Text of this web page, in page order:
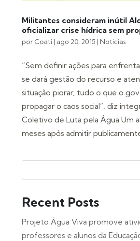
Militantes consideram inútil
oficializar crise hídrica sem
por Coati| ago 20, 2015 | Noticias
“Sem definir ações para
se dará gestão do recurso e
situação piorar, tudo o que o
propagar o caos social”, diz
Coletivo de Luta pela Água Um
meses após admitir
Recent Posts
Projeto Água Viva promove
professores e alunos da